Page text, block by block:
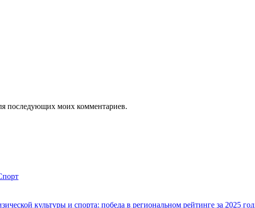
последующих моих комментариев.
культуры и спорта: победа в региональном рейтинге за 2025 год